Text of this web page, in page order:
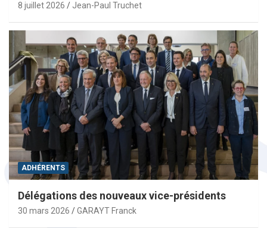
8 juillet 2026 Jean-Paul Truchet
ADHÉRENTS
Délégations des nouveaux vice-présidents
30 mars 2026 GARAYT Franck